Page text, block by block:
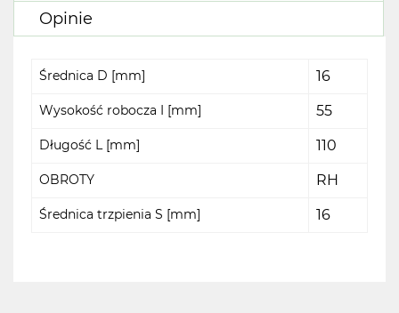
Opinie
Średnica D [mm] 16
Wysokość robocza I [mm] 55
Długość L [mm] 110
OBROTY RH
Średnica trzpienia S [mm] 16